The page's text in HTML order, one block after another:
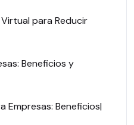
para Reducir
Beneficios y
Empresas: Beneficios|